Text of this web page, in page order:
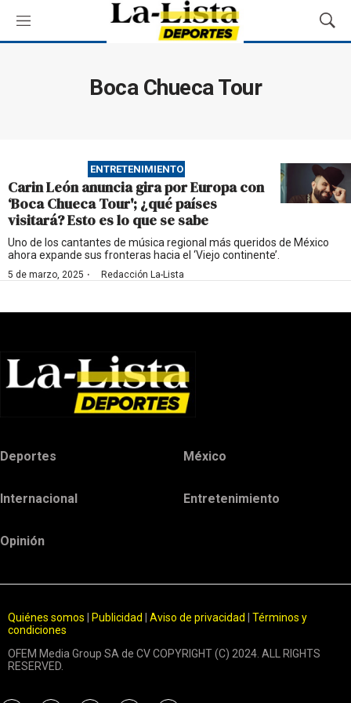
M
e
M
o
ú
s
q
u
d
Boca Chueca Tour
ENTRETENIMIENTO
Carin León anuncia gira por Europa con
‘Boca Chueca Tour'; ¿qué países
visitará? Esto es lo que se sabe
Uno de los cantantes de música regional más queridos de México
ahora expande sus fronteras hacia el ‘Viejo continente’.
5 de marzo, 2025 · Redacción La-Lista
Deportes México
Internacional Entretenimiento
Opinión
Quiénes somos Publicidad Aviso de privacidad
Términos y
condiciones
OFEM Media Group SA de CV COPYRIGHT (C) 2024. ALL RIGHTS
RESERVED.